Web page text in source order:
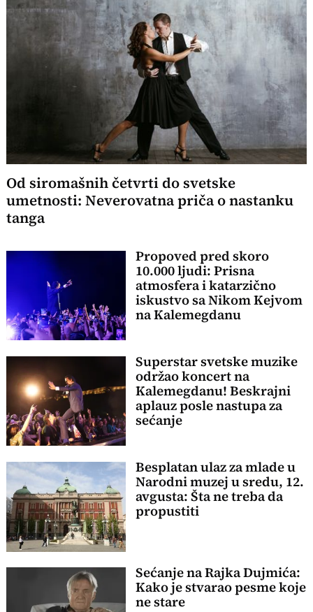
Od siromašnih četvrti do svetske
umetnosti: Neverovatna priča o nastanku
tanga
Propoved pred skoro
10.000 ljudi: Prisna
atmosfera i katarzično
iskustvo sa Nikom Kejvom
na Kalemegdanu
Superstar svetske muzike
održao koncert na
Kalemegdanu! Beskrajni
aplauz posle nastupa za
sećanje
Besplatan ulaz za mlade u
Narodni muzej u sredu, 12.
avgusta: Šta ne treba da
propustiti
Sećanje na Rajka Dujmića:
Kako je stvarao pesme koje
ne stare